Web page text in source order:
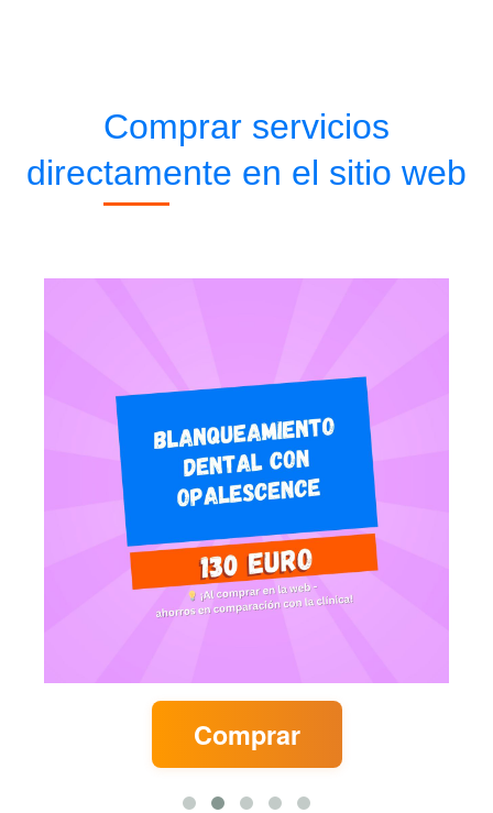
Comprar servicios
directamente en el sitio web
Comprar